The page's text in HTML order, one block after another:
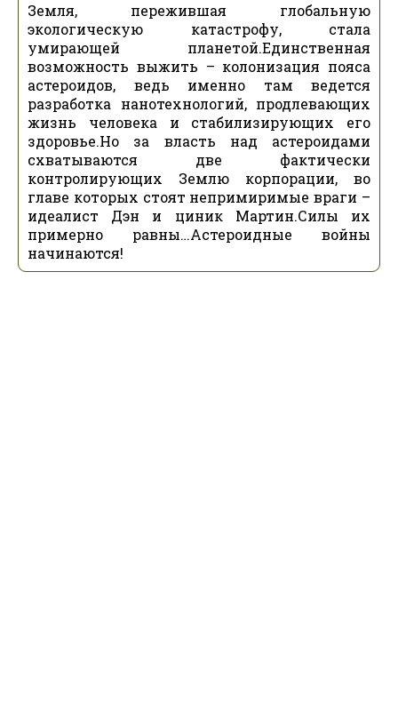
Земля, пережившая глобальную
экологическую катастрофу, стала
умирающей планетой.Единственная
возможность выжить – колонизация пояса
астероидов, ведь именно там ведется
разработка нанотехнологий, продлевающих
жизнь человека и стабилизирующих его
здоровье.Но за власть над астероидами
схватываются две фактически
контролирующих Землю корпорации, во
главе которых стоят непримиримые враги –
идеалист Дэн и циник Мартин.Силы их
примерно равны…Астероидные войны
начинаются!